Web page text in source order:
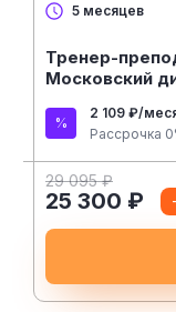
5 месяцев
Тренер-
Московский
2 109 ₽/
Рассрочка
29 095 ₽
25 300 ₽